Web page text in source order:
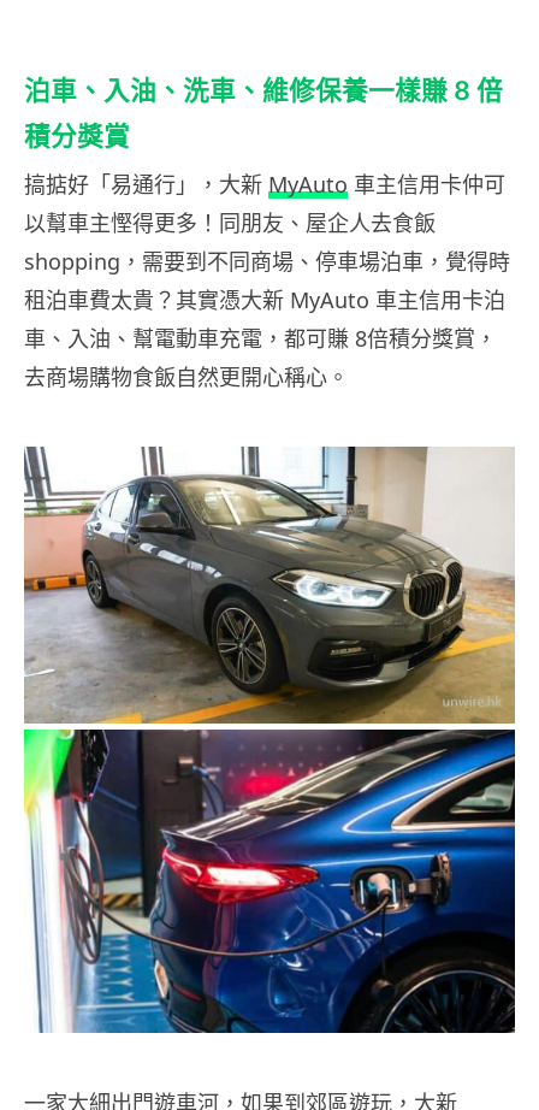
泊車、入油、洗車、維修保養一樣賺 8 倍
積分獎賞
搞掂好「易通行」，大新 MyAuto 車主信用卡仲可
以幫車主慳得更多！同朋友、屋企人去食飯
shopping，需要到不同商場、停車場泊車，覺得時
租泊車費太貴？其實憑大新 MyAuto 車主信用卡泊
車、入油、幫電動車充電，都可賺 8倍積分獎賞，
去商場購物食飯自然更開心稱心。
一家大細出門遊車河，如果到郊區遊玩，大新